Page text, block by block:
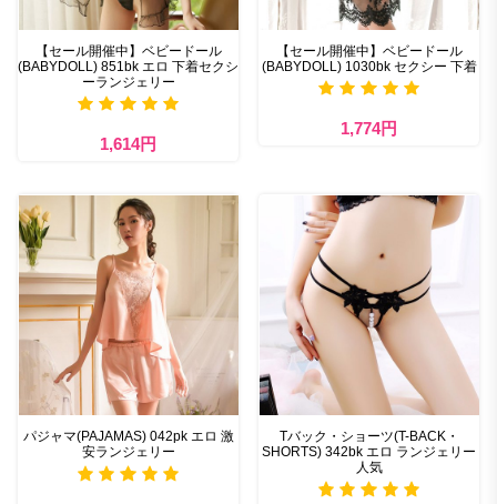
【セール開催中】ベビードール
(BABYDOLL) 851bk エロ 下着セクシ
ーランジェリー
1,614円
【セール開催中】ベビードール
(BABYDOLL) 1030bk セクシー 下着
1,774円
パジャマ(PAJAMAS) 042pk エロ 激
安ランジェリー
Tバック・ショーツ(T-BACK・
SHORTS) 342bk エロ ランジェリー
人気